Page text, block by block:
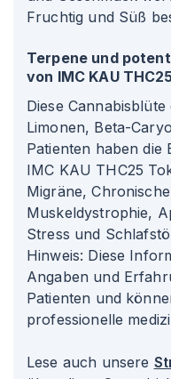
Fruchtig und Süß
Terpene und
von IMC KAU
Diese
Limonen, Beta-
Patienten haben die
IMC KAU THC25
Migräne,
Muskeldystrophie,
Stress und
Hinweis: Diese
Angaben und
Patienten und
professionelle
Lese auch unsere